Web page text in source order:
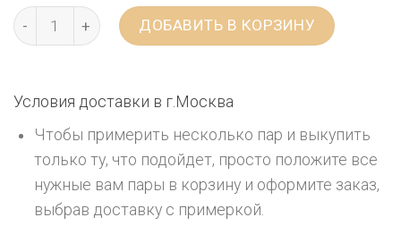
ДОБАВИТЬ В КОРЗИНУ
Условия доставки в г. Москва
Чтобы примерить несколько пар и выкупить
только ту, что подойдет, просто положите все
нужные вам пары в корзину и оформите заказ,
выбрав доставку с примеркой.